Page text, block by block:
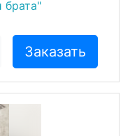
брата"
Заказать